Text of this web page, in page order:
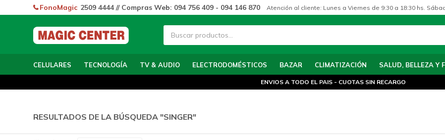
CELULARES TECNOLOGÍA TV & AUDIO ELECTRODOMÉSTICOS BAZAR CLIMATIZACIÓN SALUD, BELLEZA Y
FonoMagic 2509 4444 // Compras Web: 094 756 409 - 094 146 870 Atención al cliente: Lunes a Viernes de 9:30 a 18:30 hs.
ENVIOS A TODO EL PAIS - CUOTAS SIN RECARGO
RESULTADOS DE LA BÚSQUEDA "SINGER"